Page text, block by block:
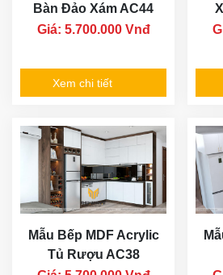
Bàn Đảo Xám AC44
Giá: 5.700.000 Vnđ
Xem chi tiết
Mẫu Bếp MDF Acrylic
Tủ Rượu AC38